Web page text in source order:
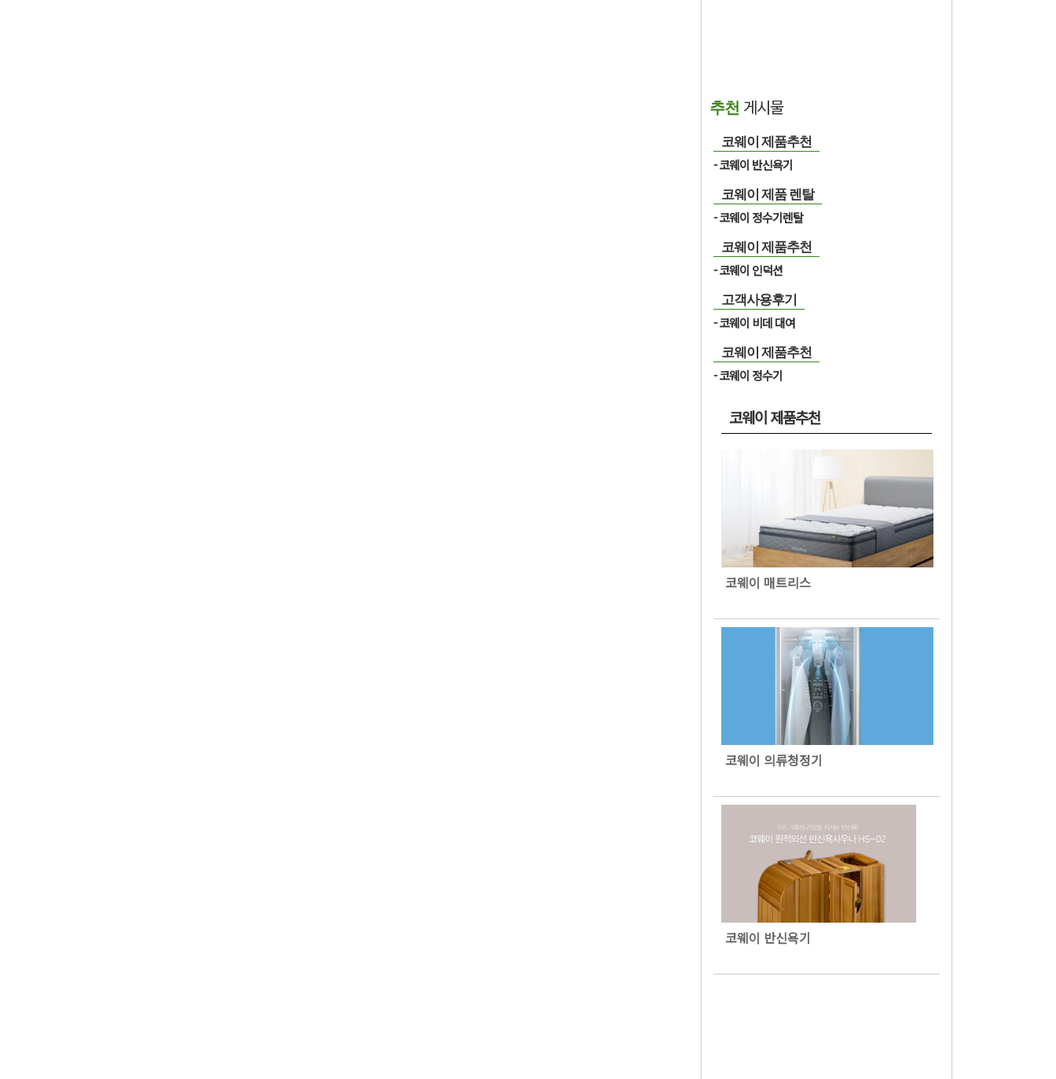
추천 게시물
코웨이 제품추천
코웨이 반신욕기
코웨이 제품 렌탈
코웨이 정수기렌탈
코웨이 제품추천
코웨이 인덕션
고객사용후기
코웨이 비데 대여
코웨이 제품추천
코웨이 정수기
코웨이 제품추천
코웨이 매트리스
코웨이 의류청정기
코웨이 반신욕기